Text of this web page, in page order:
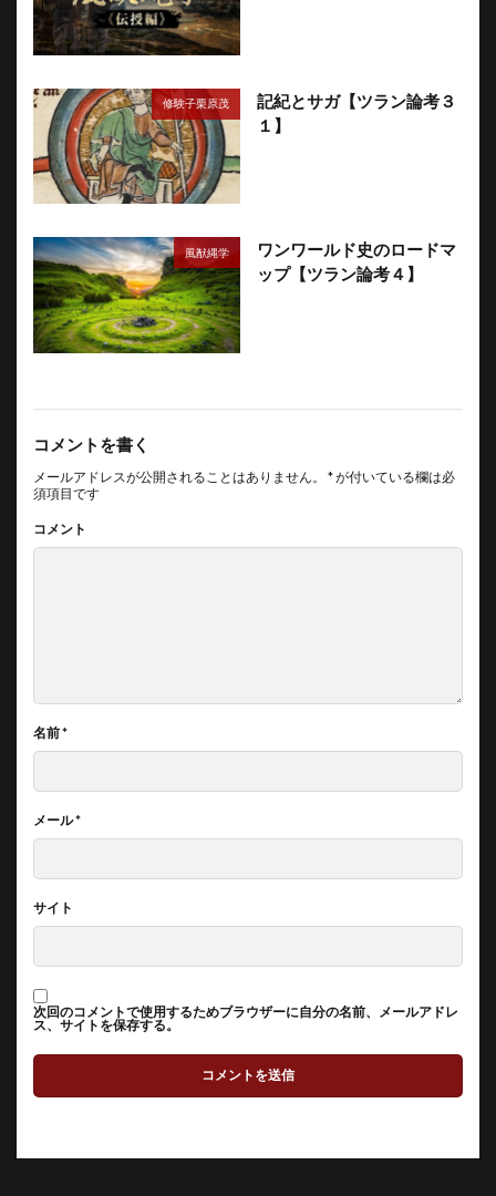
修験子栗原茂
記紀とサガ【ツラン論考３
１】
風猷縄学
ワンワールド史のロードマ
ップ【ツラン論考４】
コメントを書く
メールアドレスが公開されることはありません。 *が付いている欄は必
須項目です
コメント
名前*
メール*
サイト
次回のコメントで使用するためブラウザーに自分の名前、メールアドレ
ス、サイトを保存する。